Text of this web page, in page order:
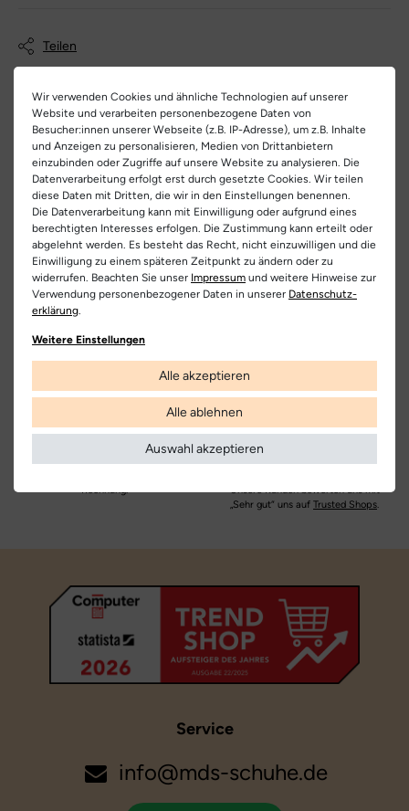
- das HighTech Material Microrunning ist super angenehm und
- schnelles und leichtes An- und Ausziehen durch den
Klettverschluss
- damit es die nackten Füßchen auch bequem haben, besteht das
Innenfutter aus komfortablem Textil
- die Laufsohle aus Naturkautschuk ist sehr flexibel und dennoch
isolierend
Artikel-Nr.: 426500001
Schuhart: Sandale
Bezeichnung:
Obermaterial: HighTech | Textil
Innenfutter: Textil
Decksohle: Textil
Laufsohle: Gummi
Farbbezeichnung: sucre | grau
Verschluss: Klettverschluss
RICOSTA Schuhfabriken GmbH
Dürrheimer Str. 43, 78166 Donaueschingen, Deutschland
+ 49 771 805-0
Hersteller
Ricosta
Teilen
Kostenlose
Lieferung
Die Lieferung innerhalb Deutschlands
versandkostenfrei und erfolgt mit
DHL.
Weitere Informationen
Nur
Originalprodukte!
Wir verkaufen nur Origininalprodukte,
die direkt vom Hersteller bezogen
werden, in unseren Regalen liegen und
versandfertig sind.
Unser Onlineshop unterstützt alle
Rechnung.
Werde auch Du einer unserer
Unsere Kunden bewerten uns mit
„Sehr gut“ uns auf Trusted Shops.
Service
info@mds-schuhe.de
Wir verwenden Cookies und ähnliche Technologien auf unserer
Website und verarbeiten personenbezogene Daten von
Besucher:innen unserer Webseite (z.B. IP-Adresse), um z.B. Inhalte
und Anzeigen zu personalisieren, Medien von Drittanbietern
einzubinden oder Zugriffe auf unsere Website zu analysieren. Die
Datenverarbeitung erfolgt erst durch gesetzte Cookies. Wir teilen
diese Daten mit Dritten, die wir in den Einstellungen benennen.
Die Datenverarbeitung kann mit Einwilligung oder aufgrund eines
berechtigten Interesses erfolgen. Die Zustimmung kann erteilt oder
abgelehnt werden. Es besteht das Recht, nicht einzuwilligen und die
Einwilligung zu einem späteren Zeitpunkt zu ändern oder zu
widerrufen. Beachten Sie unser Impressum und weitere Hinweise zur
Verwendung personenbezogener Daten in unserer Daten­schutz­
erklärung
Weitere Einstellungen
Alle akzeptieren
Alle ablehnen
Auswahl akzeptieren